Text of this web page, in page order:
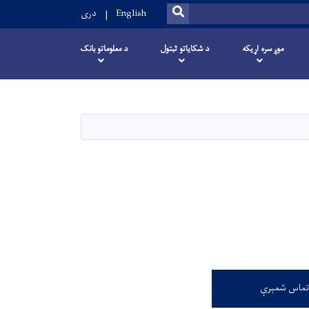
SEARCH
English دری
موږ سره اړیکه د شکایاتو ثبتول د معلوماتو بانک
شمېرې